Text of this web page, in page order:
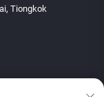
Tiongkok